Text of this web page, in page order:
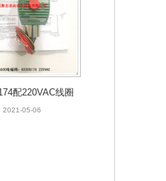
配220VAC线圈
ASCO电磁阀
2021-05-06